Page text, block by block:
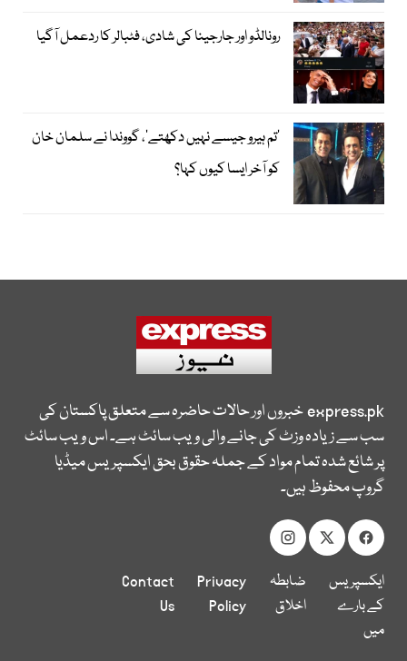
رونالڈو اور جارجینا کی شادی، فٹبالر کا ردعمل آگیا
’تم ہیرو جیسے نہیں دکھتے‘، گووندا نے سلمان خان
کو آخر ایسا کیوں کہا؟
express.pkخبروں اور حالات حاضرہ سے متعلق پاکستان کی
سب سے زیادہ وزٹ کی جانے والی ویب سائٹ ہے۔ اس ویب سائٹ
پر شائع شدہ تمام مواد کے جملہ حقوق بحق ایکسپریس میڈیا
گروپ محفوظ ہیں۔
ایکسپریس
کے بارے
میں
ضابطہ
اخلاق
Privacy
Policy
Contact
Us